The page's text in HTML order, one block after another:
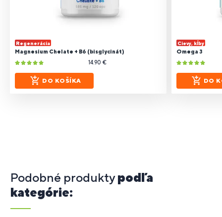
Regenerácia
Magnesium Chelate + B6 (bisglycinát)
14.90 €
DO KOŠÍKA
Cievy, kĺby
Omega 3
DO
Podobné produktypodľa
kategórie: